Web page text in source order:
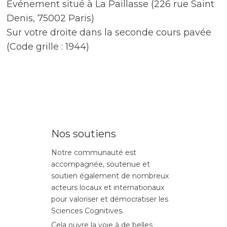
Événement situé à La Paillasse (226 rue Saint
Denis, 75002 Paris)
Sur votre droite dans la seconde cours pavée
(Code grille : 1944)
Nos soutiens
Notre communauté est
accompagnée, soutenue et
soutien également de nombreux
acteurs locaux et internationaux
pour valoriser et démocratiser les
Sciences Cognitives.
Cela ouvre la voie à de belles